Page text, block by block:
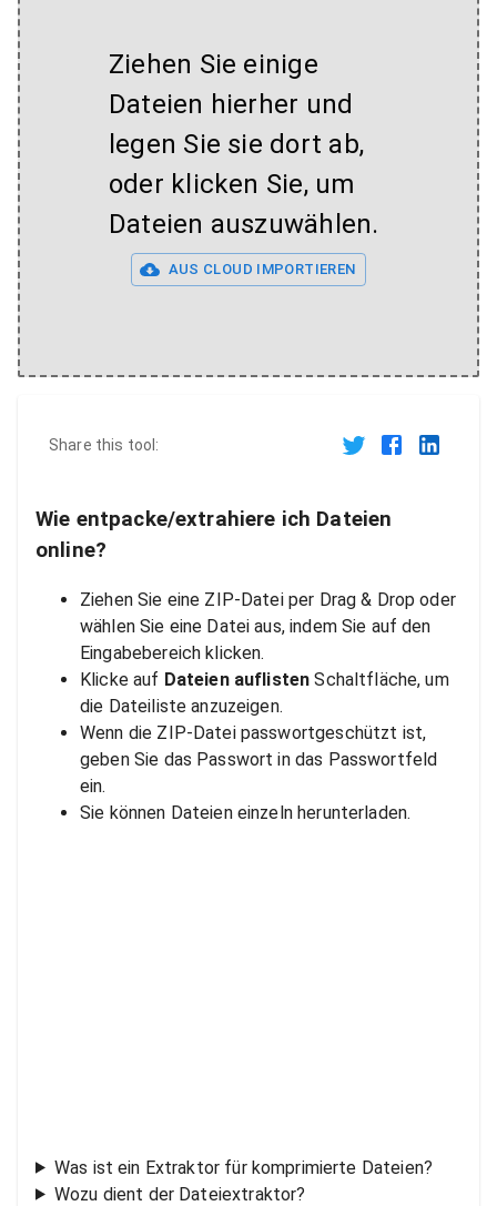
Ziehen Sie einige
Dateien hierher und
legen Sie sie dort ab,
oder klicken Sie, um
Dateien auszuwählen.
AUS CLOUD IMPORTIEREN
Share this tool:
Wie entpacke/extrahiere ich Dateien
online?
Ziehen Sie eine ZIP-Datei per Drag & Drop oder
wählen Sie eine Datei aus, indem Sie auf den
Eingabebereich klicken.
Klicke auf Dateien auflisten Schaltfläche, um
die Dateiliste anzuzeigen.
Wenn die ZIP-Datei passwortgeschützt ist,
geben Sie das Passwort in das Passwortfeld
ein.
Sie können Dateien einzeln herunterladen.
Was ist ein Extraktor für komprimierte Dateien?
Wozu dient der Dateiextraktor?